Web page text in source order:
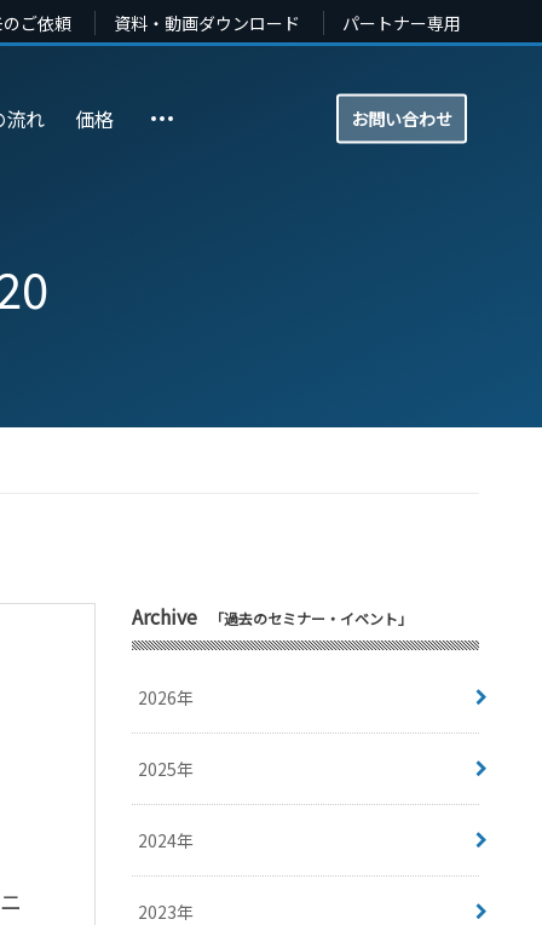
ご依頼 資料・動画ダウンロード パートナー専用
流れ 価格 お問い合わせ
Archive 「過去のセミナー・イベント」
2026年
2025年
2024年
2023年